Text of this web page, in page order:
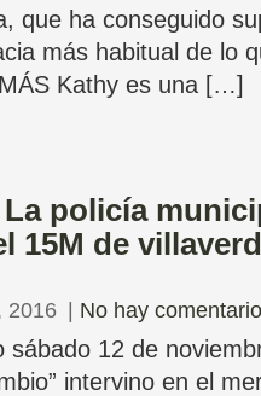
que ha conseguido
más habitual de lo
Kathy es una […]
La policía
15M de
2016 No hay
sábado 12 de
intervino en el